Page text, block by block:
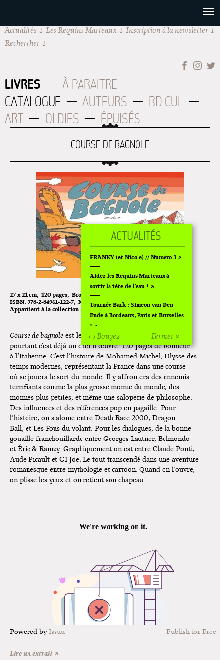
Actualités Les Requins Marteaux
Inscription à la newsletter
Rechercher
LIVRES
À PARAITRE
CATALOGUE
AUTEURS
BD CUL
ART
OLDIES ÉPUISÉS
COURSE DE BAGNOLE
27 x 21 cm 120 pages Broché Couleur
ISBN: 978-2-84961-122-7 Mai 2012
Appartient à la collection Sans collection
Léon Maret
Course de bagnole est le premier livre de Léon Maret, et
pourtant c’est déjà un chef d’œuvre. 120 pages de bonheur
à l’Italienne. C’est l’histoire de Mohamed-Michel, Ulysse des
temps modernes, représentant la France dans une course
où se jouera le sort du monde. Il y affrontera des ennemis
terrifiants comme la plus grosse momie du monde, des
momies plus petites, et même une saloperie de philosophe.
Des influences et des références pop en pagaille. Pour
l’histoire, on slalome entre Death Race 2000, Dragon
Ball, et Les Fous du volant. Pour les dialogues, de la bonne
gouaille franchouillarde entre Georges Lautner, Belmondo
et Éric & Ramzy. Graphiquement on est entre Claude Ponti,
Aude Picault et GI Joe. Le tout transcendé dans une aventure
romanesque entre mythologie et cartoon. Quand on l’ouvre,
on plisse les yeux et on retient son chapeau.
Powered byIssuu Publish for Free
Lire un extrait ↗
Fermer ×
↔ Bougez
FRANKY (et Nicole) // Numéro 3
Aidez les Requins Marteaux à
sortir la tête de l'eau !
Tournée Bark : Simeon van Den
Ende à Bordeaux, Paris et Bruxelles
!
Off Of Off d'Angoulême 2024
Superette de noël à Pola
L'exposition de Fungirl à
Montpellier !
Lancements de "Ras le bol" de
Cardon
Exposition "Fungirl : Funeral
Home" à Colomiers
Tournée "Vulva Viking" : Elizabeth
Pich à Paris et Vincennes !